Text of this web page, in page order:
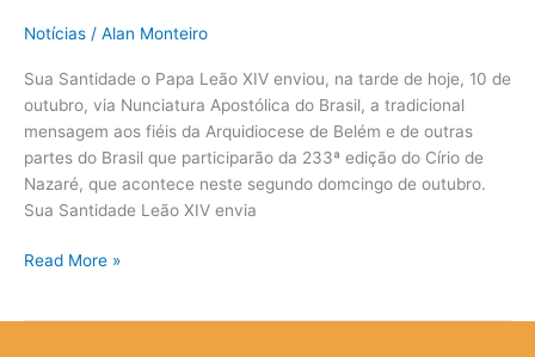
Notícias / Alan Monteiro
Sua Santidade o Papa Leão XIV enviou, na tarde de hoje, 10 de
outubro, via Nunciatura Apostólica do Brasil, a tradicional
mensagem aos fiéis da Arquidiocese de Belém e de outras
partes do Brasil que participarão da 233ª edição do Círio de
Nazaré, que acontece neste segundo domcingo de outubro.
Sua Santidade Leão XIV envia
Read More »